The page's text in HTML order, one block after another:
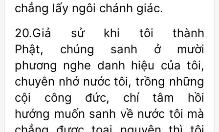
chẳng lấy ngôi chánh giác.
20.Giả sử khi tôi thành
Phật, chúng sanh ở mười
phương nghe danh hiệu của tôi,
chuyên nhớ nước tôi, trồng những
cội công đức, chí tâm hồi
hướng muốn sanh về nước tôi mà